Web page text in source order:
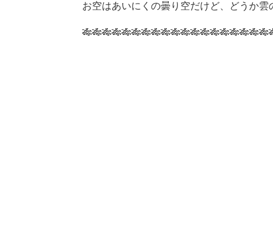
お空はあいにくの曇り空だけど、どうか